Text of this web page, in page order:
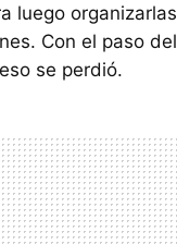
luego
Con el paso
se perdió.